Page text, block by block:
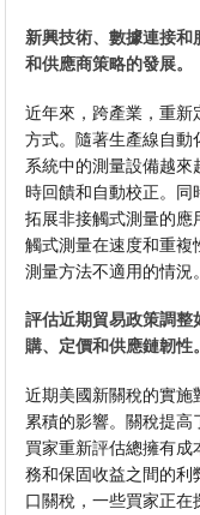
新興技術、數據連接
和供應商策略的發展。
近年來，跨產業，重新
方式。隨著生產線自動
系統中的測量設備越來
時回饋和自動校正。
拓展非接觸式測量的
觸式測量在速度和重
測量方法不適用的情況。
評估近期貿易政策調
購、定價和供應鏈韌性。
近期美國新關稅的實施
累積的影響。關稅提
買家重新評估總擁有
務和保固收益之間的利
口關稅，一些買家正在